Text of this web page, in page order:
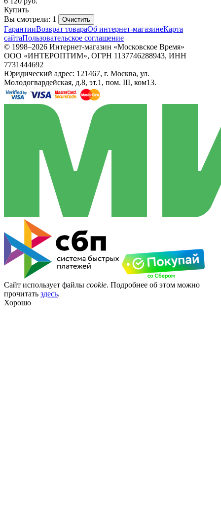
Купить
Вы смотрели: 1
Очистить
ГарантииВозврат товараОб интернет-магазинеКарта
сайтаПользовательское соглашение
© 1998–2026 Интернет-магазин «Московское Время»
ООО «ИНТЕРОПТИМ», ОГРН 1137746288943, ИНН
7731444692
Юридический адрес: 121467, г. Москва, ул.
Молодогвардейская, д.8, эт.1, пом. III, ком13.
Сайт использует файлы cookie. Подробнее об этом можно
прочитать здесь.
Хорошо